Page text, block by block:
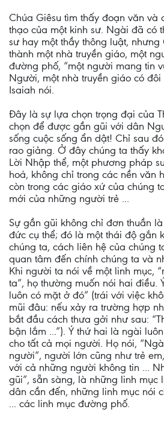
Chúa Giêsu tìm thấy đoạn văn và
thạo của một kinh sư. Ngài đã có
sư hay một thầy thông luật, nhưng
thành một nhà truyền giáo, một
đường phố, “một người mang tin
Người, một nhà truyền giáo có
Isaiah nói.
Đây là sự lựa chọn trọng đại của
chọn để được gần gũi với dân
sống cuộc sống ẩn dật! Chỉ sau
rao giảng. Ở đây chúng ta thấy
Lời Nhập thể, một phương pháp
hoá, không chỉ trong các nền văn
còn trong các giáo xứ của chúng
mới của những người trẻ ...
Sự gần gũi không chỉ đơn thuần
đức cụ thể; đó là một thái độ gắn
chúng ta, cách liên hệ của chúng
quan tâm đến chính chúng ta và
Khi người ta nói về một linh mục,
ta”, họ thường muốn nói hai điều.
luôn có mặt ở đó” (trái với việc
mũi đâu: nếu xảy ra trường hợp
bắt đầu cách thưa gởi như sau:
bận lắm ...”). Ý thứ hai là ngài
cho tất cả mọi người. Họ nói,
người”, người lớn cũng như trẻ
với cả những người không tin ...
gũi”, sẵn sàng, là những linh mục
dân cần đến, những linh mục nói
... các linh mục đường phố.